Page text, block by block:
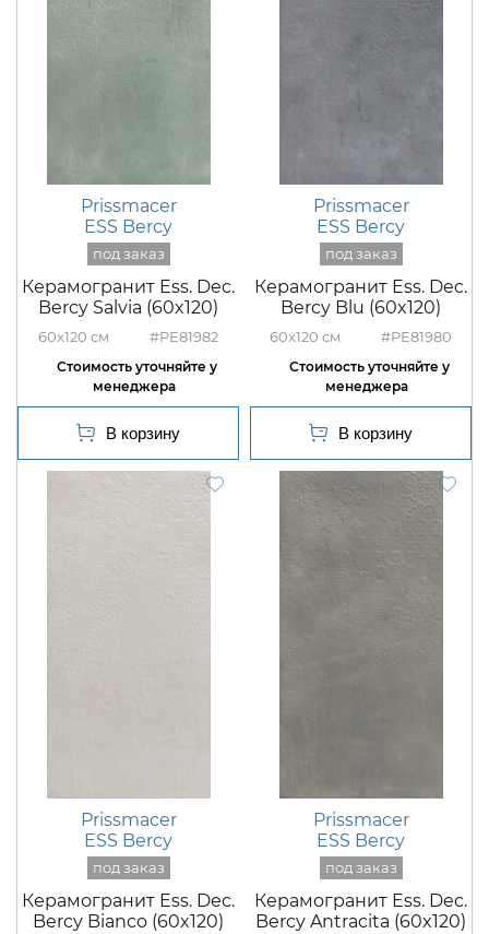
Prissmacer
ESS Bercy
Керамогранит Ess. Dec.
Bercy Salvia (60x120)
60x120 #PE81982
Prissmacer
ESS Bercy
Керамогранит Ess. Dec.
Bercy Blu (60x120)
60x120 #PE81980
Prissmacer
ESS Bercy
Керамогранит Ess. Dec.
Bercy Bianco (60x120)
Prissmacer
ESS Bercy
Керамогранит Ess. Dec.
Bercy Antracita (60x120)